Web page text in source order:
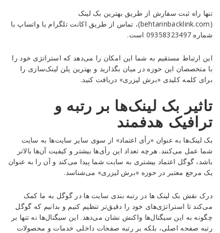
تنها راه ثبت سفارش از طریق بهترین بک لینک
(behtarinbacklink.com)، تماس از طریق اکانت تلگرام یا واتساپ با
شماره 09358323497 است.
این ارتباط مستقیم به شما این امکان را می‌دهد که استراتژی خود را
با متخصصان این حوزه در میان بگذارید و بهترین پلن لینک‌سازی را
برای کلمه کلیدی «برش لیزری» دریافت کنید.
تاثیر بک لینک‌ها بر رتبه و
ترافیک هدفمند
بک لینک‌ها به عنوان «رأی اعتماد» از سوی سایر سایت‌ها به سایت
شما عمل می‌کنند. هرچه تعداد این رأی‌ها بیشتر و کیفیت آن‌ها بالاتر
باشد، گوگل اعتماد بیشتری به سایت شما پیدا می‌کند و آن را به عنوان
یک مرجع معتبر در حوزه «برش لیزری» می‌شناسد.
درک نقش بک لینک ها در رتبه بندی سایت ها در گوگل به ما کمک
می‌کند تا استراتژی‌های خود را دقیق‌تر تنظیم کنیم و بدانیم که گوگل
چگونه به این سیگنال‌ها واکنش نشان می‌دهد. این سیگنال‌ها نه تنها بر
رتبه صفحه اصلی، بلکه بر رتبه صفحات داخلی خدمات و محصولات